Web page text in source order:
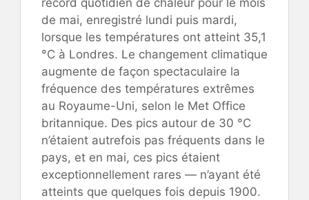
de mai, enregistré lundi puis mardi,
lorsque les températures ont atteint 35,1
°C à Londres. Le changement climatique
augmente de façon spectaculaire la
fréquence des températures extrêmes
au Royaume-Uni, selon le Met Office
britannique. Des pics autour de 30 °C
n’étaient autrefois pas fréquents dans le
pays, et en mai, ces pics étaient
exceptionnellement rares — n’ayant été
atteints que quelques fois depuis 1900.